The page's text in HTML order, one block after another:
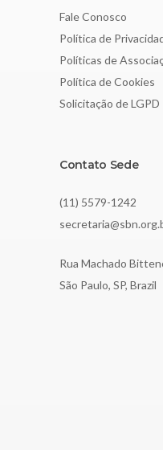
Fale Conosco
Política de
Políticas de
Política de Cookies
Solicitação de LGPD
Contato Sede
(11) 5579-1242
Rua Machado
São Paulo, SP, Brazil